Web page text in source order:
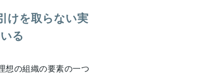
けを取らない実
る
想の組織の要素の一つ